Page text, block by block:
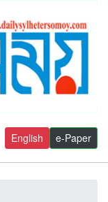
e-Paper
English